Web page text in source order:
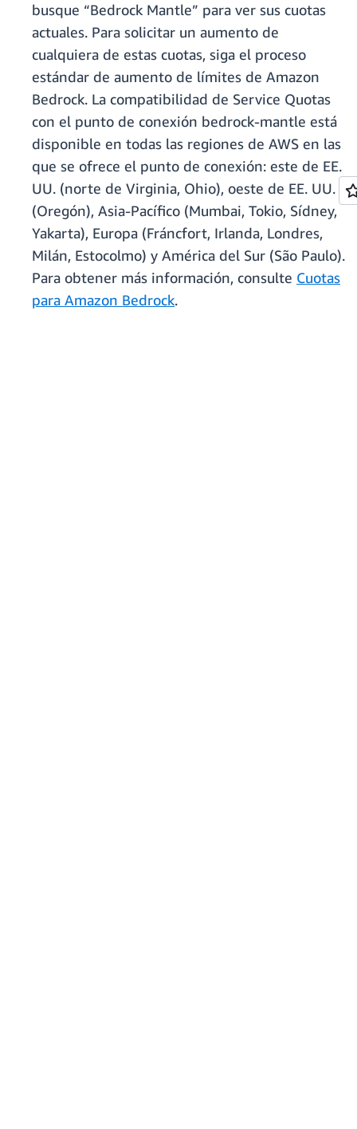
busque “Bedrock Mantle” para ver sus cuotas
actuales. Para solicitar un aumento de
cualquiera de estas cuotas, siga el proceso
estándar de aumento de límites de Amazon
Bedrock. La compatibilidad de Service Quotas
con el punto de conexión bedrock-mantle está
disponible en todas las regiones de AWS en las
que se ofrece el punto de conexión: este de EE.
UU. (norte de Virginia, Ohio), oeste de EE. UU.
(Oregón), Asia-Pacífico (Mumbai, Tokio, Sídney,
Yakarta), Europa (Fráncfort, Irlanda, Londres,
Milán, Estocolmo) y América del Sur (São Paulo).
Para obtener más información, consulte Cuotas
para Amazon Bedrock.